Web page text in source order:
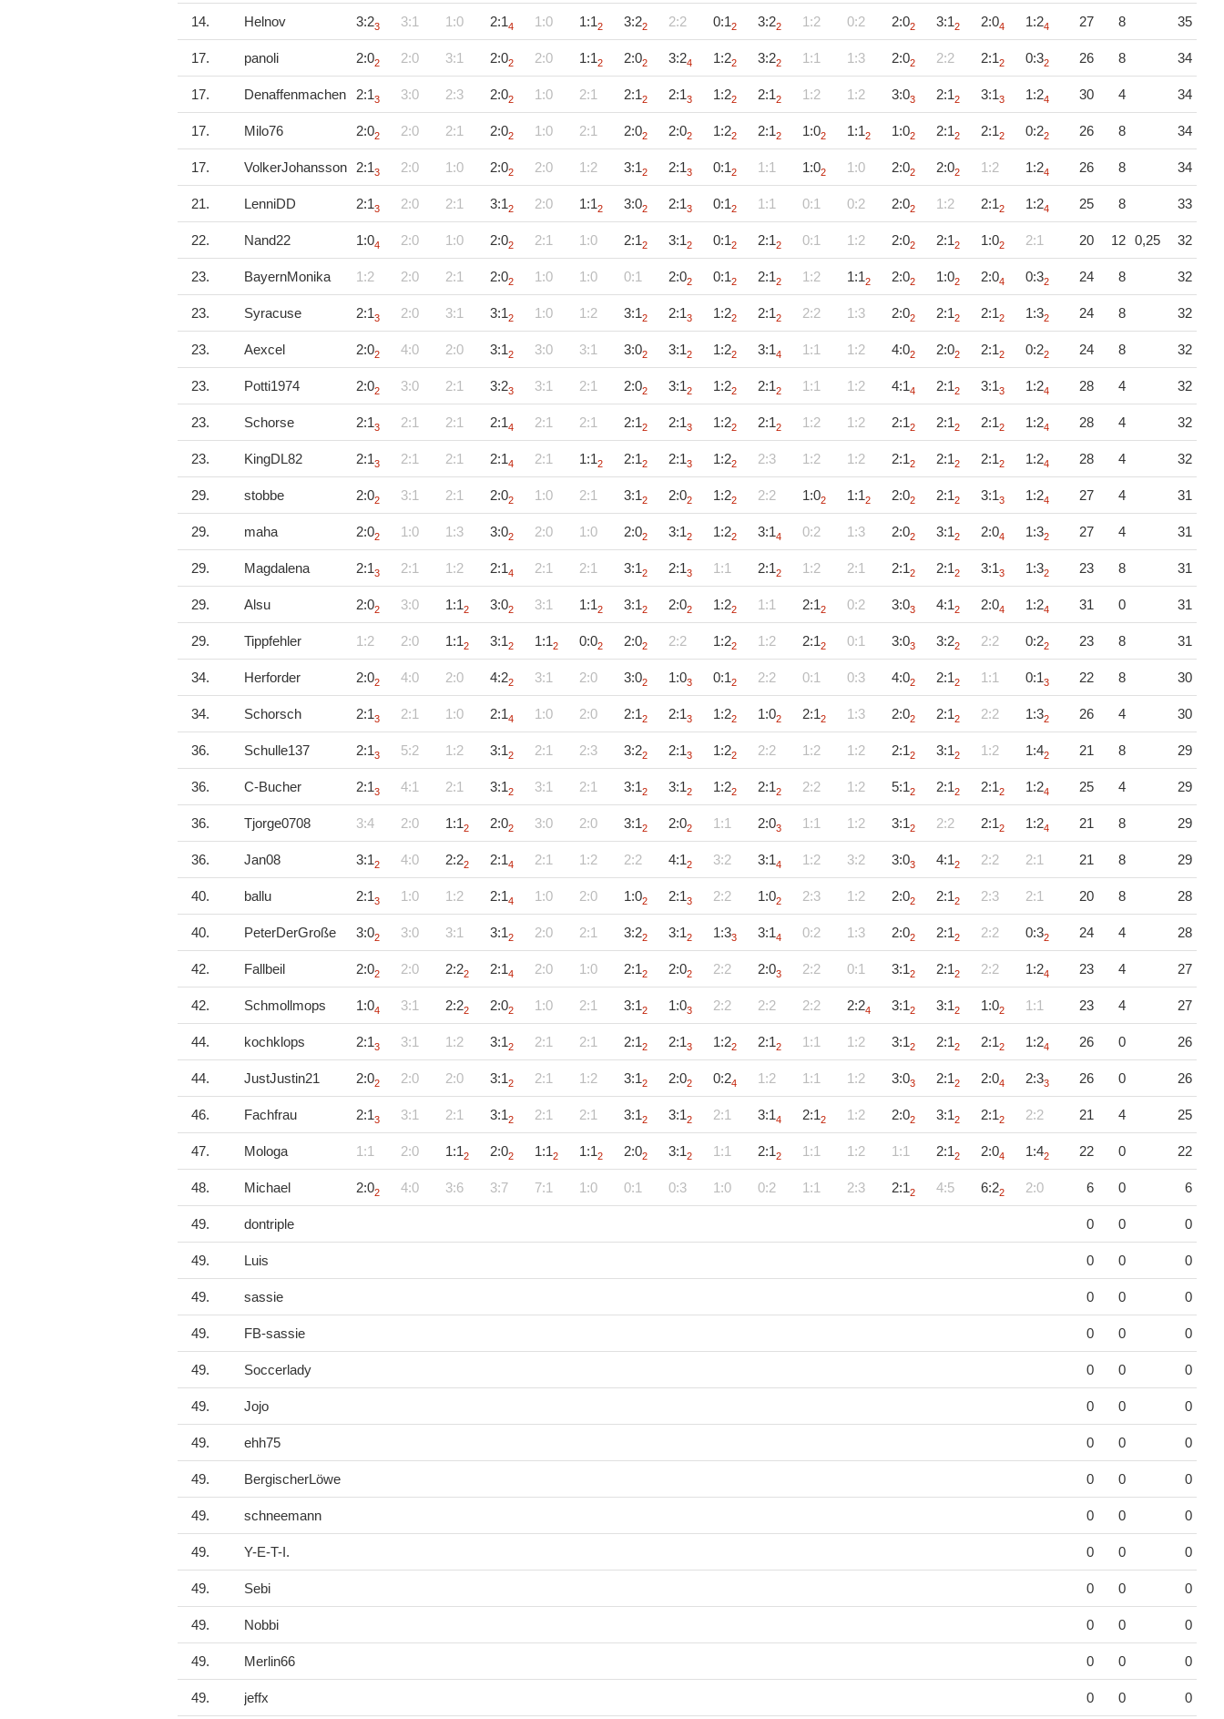
14. Helnov 3:23 3:1 1:0 2:14 1:0 1:12 3:22 2:2 0:12 3:22 1:2 0:2 2:02 3:12 2:04 1:24 27 8 35
17. panoli 2:02 2:0 3:1 2:02 2:0 1:12 2:02 3:24 1:22 3:22 1:1 1:3 2:02 2:2 2:12 0:32 26 8 34
17. Denaffenmachen 2:13 3:0 2:3 2:02 1:0 2:1 2:12 2:13 1:22 2:12 1:2 1:2 3:03 2:12 3:13 1:24 30 4 34
17. Milo76 2:02 2:0 2:1 2:02 1:0 2:1 2:02 2:02 1:22 2:12 1:02 1:12 1:02 2:12 2:12 0:22 26 8 34
17. VolkerJohansson 2:13 2:0 1:0 2:02 2:0 1:2 3:12 2:13 0:12 1:1 1:02 1:0 2:02 2:02 1:2 1:24 26 8 34
21. LenniDD 2:13 2:0 2:1 3:12 2:0 1:12 3:02 2:13 0:12 1:1 0:1 0:2 2:02 1:2 2:12 1:24 25 8 33
22. Nand22 1:04 2:0 1:0 2:02 2:1 1:0 2:12 3:12 0:12 2:12 0:1 1:2 2:02 2:12 1:02 2:1 20 12 0,25 32
23. BayernMonika 1:2 2:0 2:1 2:02 1:0 1:0 0:1 2:02 0:12 2:12 1:2 1:12 2:02 1:02 2:04 0:32 24 8 32
23. Syracuse 2:13 2:0 3:1 3:12 1:0 1:2 3:12 2:13 1:22 2:12 2:2 1:3 2:02 2:12 2:12 1:32 24 8 32
23. Aexcel 2:02 4:0 2:0 3:12 3:0 3:1 3:02 3:12 1:22 3:14 1:1 1:2 4:02 2:02 2:12 0:22 24 8 32
23. Potti1974 2:02 3:0 2:1 3:23 3:1 2:1 2:02 3:12 1:22 2:12 1:1 1:2 4:14 2:12 3:13 1:24 28 4 32
23. Schorse 2:13 2:1 2:1 2:14 2:1 2:1 2:12 2:13 1:22 2:12 1:2 1:2 2:12 2:12 2:12 1:24 28 4 32
23. KingDL82 2:13 2:1 2:1 2:14 2:1 1:12 2:12 2:13 1:22 2:3 1:2 1:2 2:12 2:12 2:12 1:24 28 4 32
29. stobbe 2:02 3:1 2:1 2:02 1:0 2:1 3:12 2:02 1:22 2:2 1:02 1:12 2:02 2:12 3:13 1:24 27 4 31
29. maha 2:02 1:0 1:3 3:02 2:0 1:0 2:02 3:12 1:22 3:14 0:2 1:3 2:02 3:12 2:04 1:32 27 4 31
29. Magdalena 2:13 2:1 1:2 2:14 2:1 2:1 3:12 2:13 1:1 2:12 1:2 2:1 2:12 2:12 3:13 1:32 23 8 31
29. Alsu 2:02 3:0 1:12 3:02 3:1 1:12 3:12 2:02 1:22 1:1 2:12 0:2 3:03 4:12 2:04 1:24 31 0 31
29. Tippfehler 1:2 2:0 1:12 3:12 1:12 0:02 2:02 2:2 1:22 1:2 2:12 0:1 3:03 3:22 2:2 0:22 23 8 31
34. Herforder 2:02 4:0 2:0 4:22 3:1 2:0 3:02 1:03 0:12 2:2 0:1 0:3 4:02 2:12 1:1 0:13 22 8 30
34. Schorsch 2:13 2:1 1:0 2:14 1:0 2:0 2:12 2:13 1:22 1:02 2:12 1:3 2:02 2:12 2:2 1:32 26 4 30
36. Schulle137 2:13 5:2 1:2 3:12 2:1 2:3 3:22 2:13 1:22 2:2 1:2 1:2 2:12 3:12 1:2 1:42 21 8 29
36. C-Bucher 2:13 4:1 2:1 3:12 3:1 2:1 3:12 3:12 1:22 2:12 2:2 1:2 5:12 2:12 2:12 1:24 25 4 29
36. Tjorge0708 3:4 2:0 1:12 2:02 3:0 2:0 3:12 2:02 1:1 2:03 1:1 1:2 3:12 2:2 2:12 1:24 21 8 29
36. Jan08 3:12 4:0 2:22 2:14 2:1 1:2 2:2 4:12 3:2 3:14 1:2 3:2 3:03 4:12 2:2 2:1 21 8 29
40. ballu 2:13 1:0 1:2 2:14 1:0 2:0 1:02 2:13 2:2 1:02 2:3 1:2 2:02 2:12 2:3 2:1 20 8 28
40. PeterDerGroße 3:02 3:0 3:1 3:12 2:0 2:1 3:22 3:12 1:33 3:14 0:2 1:3 2:02 2:12 2:2 0:32 24 4 28
42. Fallbeil 2:02 2:0 2:22 2:14 2:0 1:0 2:12 2:02 2:2 2:03 2:2 0:1 3:12 2:12 2:2 1:24 23 4 27
42. Schmollmops 1:04 3:1 2:22 2:02 1:0 2:1 3:12 1:03 2:2 2:2 2:2 2:24 3:12 3:12 1:02 1:1 23 4 27
44. kochklops 2:13 3:1 1:2 3:12 2:1 2:1 2:12 2:13 1:22 2:12 1:1 1:2 3:12 2:12 2:12 1:24 26 0 26
44. JustJustin21 2:02 2:0 2:0 3:12 2:1 1:2 3:12 2:02 0:24 1:2 1:1 1:2 3:03 2:12 2:04 2:33 26 0 26
46. Fachfrau 2:13 3:1 2:1 3:12 2:1 2:1 3:12 3:12 2:1 3:14 2:12 1:2 2:02 3:12 2:12 2:2 21 4 25
47. Mologa 1:1 2:0 1:12 2:02 1:12 1:12 2:02 3:12 1:1 2:12 1:1 1:2 1:1 2:12 2:04 1:42 22 0 22
48. Michael 2:02 4:0 3:6 3:7 7:1 1:0 0:1 0:3 1:0 0:2 1:1 2:3 2:12 4:5 6:22 2:0 6 0 6
49. dontriple 0 0 0
49. Luis 0 0 0
49. sassie 0 0 0
49. FB-sassie 0 0 0
49. Soccerlady 0 0 0
49. Jojo 0 0 0
49. ehh75 0 0 0
49. BergischerLöwe 0 0 0
49. schneemann 0 0 0
49. Y-E-T-I. 0 0 0
49. Sebi 0 0 0
49. Nobbi 0 0 0
49. Merlin66 0 0 0
49. jeffx 0 0 0